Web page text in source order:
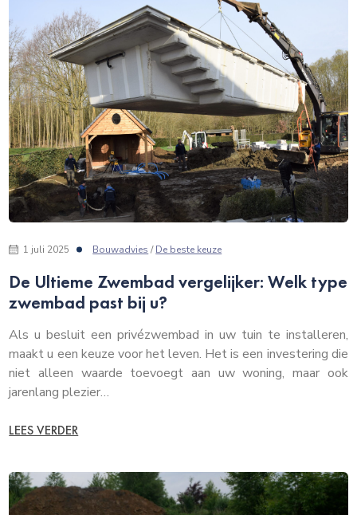
1 juli 2025 Bouwadvies /De beste keuze
De Ultieme Zwembad vergelijker: Welk type
zwembad past bij u?
Als u besluit een privézwembad in uw tuin te installeren,
maakt u een keuze voor het leven. Het is een investering die
niet alleen waarde toevoegt aan uw woning, maar ook
jarenlang plezier…
LEES VERDER